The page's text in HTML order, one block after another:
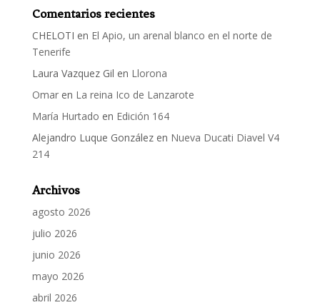
Comentarios recientes
CHELOTI en El Apio, un arenal blanco en el norte de
Tenerife
Laura Vazquez Gil en Llorona
Omaren La reina Ico de Lanzarote
María Hurtado en Edición 164
Alejandro Luque Gonzálezen Nueva Ducati Diavel V4
214
Archivos
agosto 2026
julio 2026
junio 2026
mayo 2026
abril 2026